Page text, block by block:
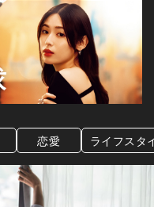
恋愛 ライフスタ